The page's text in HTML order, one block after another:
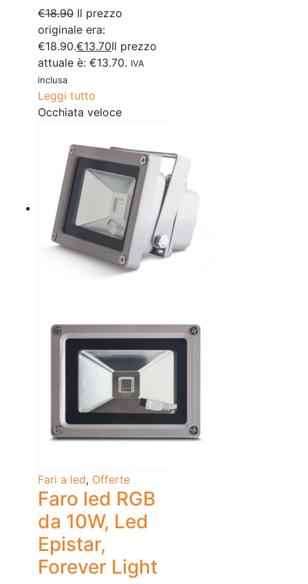
€18.90 Il prezzo
originale era:
€18.90.€13.70Il prezzo
attuale è: €13.70. IVA
inclusa
Leggi tutto
Occhiata veloce
Fari a led, Offerte
Faro led RGB
da 10W, Led
Epistar,
Forever Light